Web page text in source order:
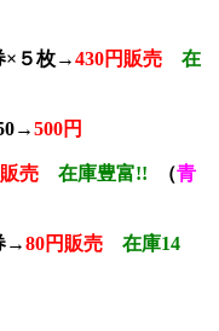
×５枚→430円販売
在
500円
売 在庫豊富!! （青
→80円販売
在庫14